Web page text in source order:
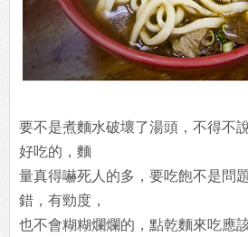
要不是煮麵水破壞了湯頭，不得不
好吃的，麵
量真得嚇死人的多，要吃飽不是問
錯，有勁度，
也不會糊糊爛爛的，點乾麵來吃應